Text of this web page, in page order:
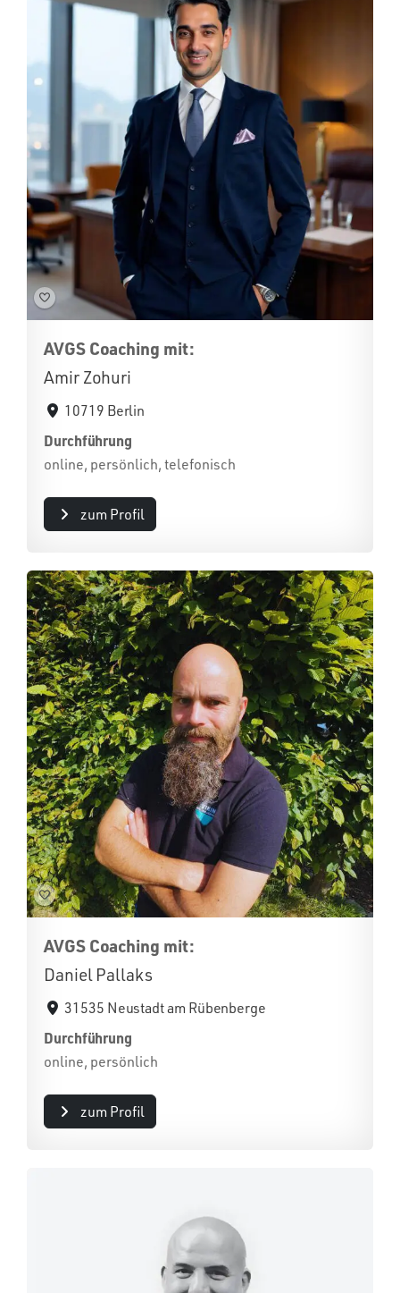
AVGS Coaching mit:
Amir Zohuri
10719 Berlin
Durchführung
online, persönlich, telefonisch
zum Profil
AVGS Coaching mit:
Daniel Pallaks
31535 Neustadt am Rübenberge
Durchführung
online, persönlich
zum Profil